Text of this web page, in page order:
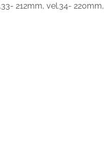
212mm, vel.34- 220mm,